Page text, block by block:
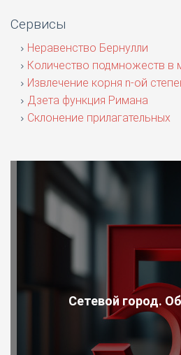
Сервисы
Неравенство Бернулли
Количество подмножеств в
Извлечение корня n-ой
Дзета функция Римана
Склонение прилагательных
Сетевой город.